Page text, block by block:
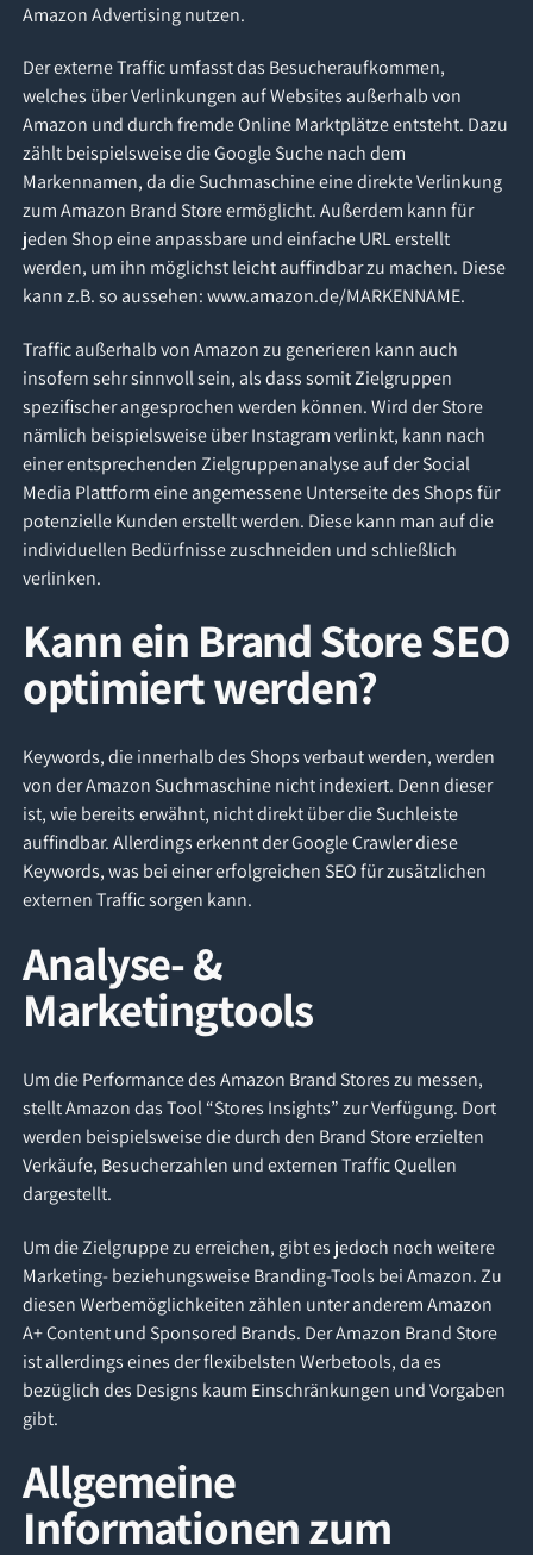
Amazon Advertising nutzen.
Der externe Traffic umfasst das Besucheraufkommen,
welches über Verlinkungen auf Websites außerhalb von
Amazon und durch fremde Online Marktplätze entsteht. Dazu
zählt beispielsweise die Google Suche nach dem
Markennamen, da die Suchmaschine eine direkte Verlinkung
zum Amazon Brand Store ermöglicht. Außerdem kann für
jeden Shop eine anpassbare und einfache URL erstellt
werden, um ihn möglichst leicht auffindbar zu machen. Diese
kann z.B. so aussehen: www.amazon.de/MARKENNAME.
Traffic außerhalb von Amazon zu generieren kann auch
insofern sehr sinnvoll sein, als dass somit Zielgruppen
spezifischer angesprochen werden können. Wird der Store
nämlich beispielsweise über Instagram verlinkt, kann nach
einer entsprechenden Zielgruppenanalyse auf der Social
Media Plattform eine angemessene Unterseite des Shops für
potenzielle Kunden erstellt werden. Diese kann man auf die
individuellen Bedürfnisse zuschneiden und schließlich
verlinken.
Kann ein Brand Store SEO
optimiert werden?
Keywords, die innerhalb des Shops verbaut werden, werden
von der Amazon Suchmaschine nicht indexiert. Denn dieser
ist, wie bereits erwähnt, nicht direkt über die Suchleiste
auffindbar. Allerdings erkennt der Google Crawler diese
Keywords, was bei einer erfolgreichen SEO für zusätzlichen
externen Traffic sorgen kann.
Analyse- &
Marketingtools
Um die Performance des Amazon Brand Stores zu messen,
stellt Amazon das Tool “Stores Insights” zur Verfügung. Dort
werden beispielsweise die durch den Brand Store erzielten
Verkäufe, Besucherzahlen und externen Traffic Quellen
dargestellt.
Um die Zielgruppe zu erreichen, gibt es jedoch noch weitere
Marketing- beziehungsweise Branding-Tools bei Amazon. Zu
diesen Werbemöglichkeiten zählen unter anderem Amazon
A+ Content und Sponsored Brands. Der Amazon Brand Store
ist allerdings eines der flexibelsten Werbetools, da es
bezüglich des Designs kaum Einschränkungen und Vorgaben
gibt.
Allgemeine
Informationen zum